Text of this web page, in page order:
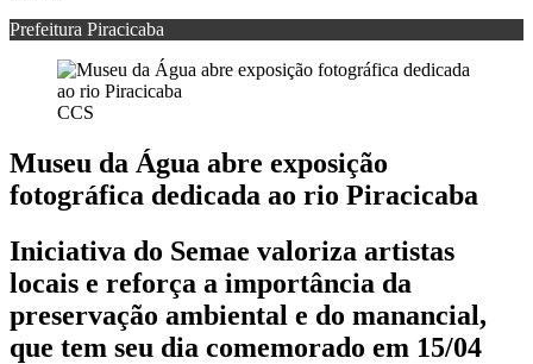
Prefeitura Piracicaba
CCS
Museu da Água abre exposição
fotográfica dedicada ao rio Piracicaba
Iniciativa do Semae valoriza artistas
locais e reforça a importância da
preservação ambiental e do manancial,
que tem seu dia comemorado em 15/04